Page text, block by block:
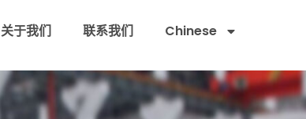
关于我们 联系我们 Chinese